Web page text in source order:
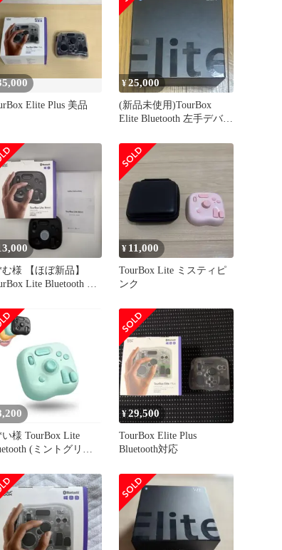
Elite Plus 美品
¥25,000
(新品未使用)TourBox
Elite Bluetooth 左手デバイ
様 【ほぼ新品】
Lite Bluetooth ク
¥ 11,000
TourBox Lite ミスティピ
ンク
様 TourBox Lite
(ミントグリー
¥29,500
TourBox Elite Plus
Bluetooth対応